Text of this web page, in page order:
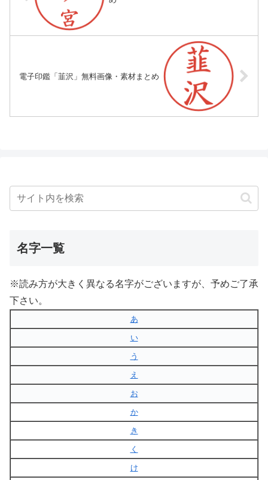
電子印鑑「韮沢」無料画像・素材まとめ
名字一覧
※読み方が大きく異なる名字がございますが、予めご了承
下さい。
あ
い
う
え
お
か
き
く
け